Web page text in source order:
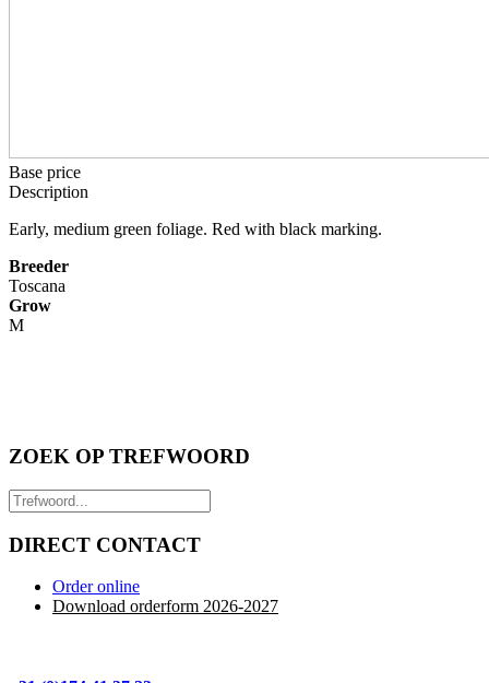
Base price
Description
Early, medium green foliage. Red with black marking.
Breeder
Toscana
Grow
M
ZOEK OP TREFWOORD
DIRECT CONTACT
Order online
Download orderform 2026-2027